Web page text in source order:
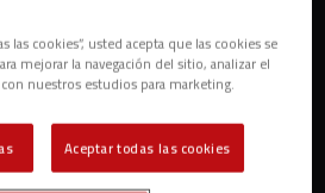
las cookies”, usted acepta que las cookies se
mejorar la navegación del sitio, analizar el
nuestros estudios para marketing.
Aceptar todas las cookies